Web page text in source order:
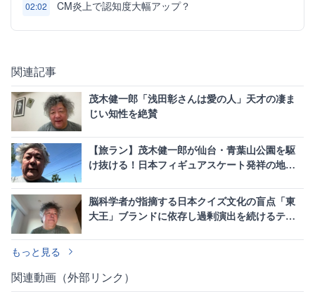
02:02 CM炎上で認知度大幅アップ？
関連記事
茂木健一郎「浅田彰さんは愛の人」天才の凄ま
じい知性を絶賛
【旅ラン】茂木健一郎が仙台・青葉山公園を駆
け抜ける！日本フィギュアスケート発祥の地
脳科学者が指摘する日本クイズ文化の盲点「東
大王」ブランドに依存し過剰演出を続けるテレ
もっと見る
関連動画（外部リンク）